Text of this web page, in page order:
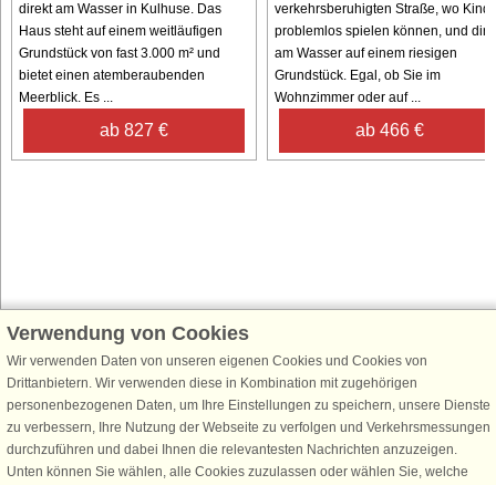
direkt am Wasser in Kulhuse. Das
Haus steht auf einem weitläufigen
Grundstück von fast 3.000 m² und
bietet einen atemberaubenden
Meerblick. Es ...
ab 827 €
verkehrsberuhigten Straße, wo
problemlos spielen können, und
am Wasser auf einem riesigen
Grundstück. Egal, ob Sie im
Wohnzimmer oder auf ...
ab 466 €
Schließen Sie sich 100.000 Ferienhaus-Fans an
Erhalten Sie einen Willkommensgutschein von 25 €für Ihren nächsten
Ferienhausurlaub - melden Sie sich einfach für den DanCenter Newsletter
an. Verpassen Sie nie wieder exklusive Angebote, Gewinnspiele und
Urlaubstipps!
Verwendung von Cookies
Wir verwenden Daten von unseren eigenen Cookies und Cookies von
Drittanbietern. Wir verwenden diese in Kombination mit zugehörigen
personenbezogenen Daten, um Ihre Einstellungen zu speichern, unsere Dienste
zu verbessern, Ihre Nutzung der Webseite zu verfolgen und Verkehrsmessungen
durchzuführen und dabei Ihnen die relevantesten Nachrichten anzuzeigen.
Unten können Sie wählen, alle Cookies zuzulassen oder wählen Sie, welche